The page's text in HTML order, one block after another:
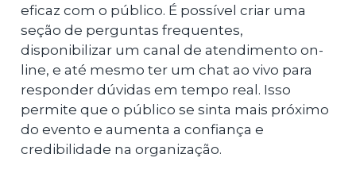
eficaz com o público. É possível criar uma
seção de perguntas frequentes,
disponibilizar um canal de atendimento on-
line, e até mesmo ter um chat ao vivo para
responder dúvidas em tempo real. Isso
permite que o público se sinta mais próximo
do evento e aumenta a confiança e
credibilidade na organização.